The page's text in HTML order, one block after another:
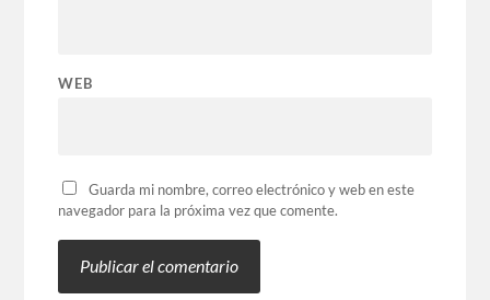
WEB
Guarda mi nombre, correo electrónico y web en este
navegador para la próxima vez que comente.